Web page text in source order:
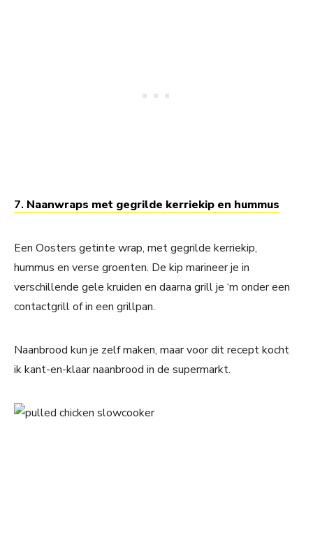
7. Naanwraps met gegrilde kerriekip en hummus
Een Oosters getinte wrap, met gegrilde kerriekip,
hummus en verse groenten. De kip marineer je in
verschillende gele kruiden en daarna grill je ‘m onder een
contactgrill of in een grillpan.
Naanbrood kun je zelf maken, maar voor dit recept kocht
ik kant-en-klaar naanbrood in de supermarkt.